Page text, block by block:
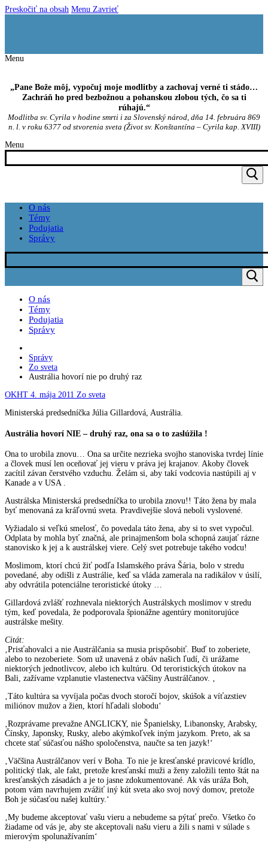
Preskočiť na obsah Menu Zavrieť
Menu
„Pane Bože môj, vypočuj moje modlitby a zachovaj verné ti stádo…
Zachráň ho pred bezbožnou a pohanskou zlobou tých, čo sa ti
rúhajú.“
Modlitba sv. Cyrila v hodine smrti i za Slovenský národ, dňa 14. februára 869
n. l. v roku 6377 od stvorenia sveta (Život sv. Konštantína – Cyrila kap. XVIII)
Menu
O nás
Témy
Podujatia
Správy
O nás
Témy
Podujatia
Správy
Správy
Zo sveta
Austrália hovorí nie po druhý raz
OKHT 4. mája 2011 Zo sveta
Ministerská predsedníčka Júlia Gillardová, Austrália.
Austrália hovorí NIE – druhý raz, ona sa o to zaslúžila !
Ona to urobila znovu… Ona sa určite nezrieka svojho stanoviska tvrdej línie
a človek musí len oceňovať jej vieru v práva jej krajanov. Akoby človek
zacítil závan čerstvého vzduchu. Želám si, aby takí vodcovia nastúpili aj v
Kanade a v USA .
Austrálska Ministerská predsedníčka to urobila znovu!! Táto žena by mala
byť menovaná za kráľovnú sveta. Pravdivejšie slová neboli vyslovené.
Vyžiadalo si veľkú smelosť, čo povedala táto žena, aby si to svet vypočul.
Odplata by mohla byť značná, ale prinajmenšom bola schopná zaujať rázne
stanovisko k jej a k austrálskej viere. Celý svet potrebuje takého vodcu!
Moslimom, ktorí chcú žiť podľa Islamského práva Šária, bolo v stredu
povedané, aby odišli z Austrálie, keď sa vláda zamerala na radikálov v úsilí,
aby odvrátila potenciálne teroristické útoky …
Gillardová zvlášť rozhnevala niektorých Austrálskych moslimov v stredu
tým, keď povedala, že podporovala špionážne agentúry monitorujúce
austrálske mešity.
Citát:
‚Prisťahovalci a nie Austrálčania sa musia prispôsobiť. Buď to zoberiete,
alebo to nezoberiete. Som už unavená z obáv našich ľudí, či urážame
niektorých jednotlivcov, alebo ich kultúru. Od teroristických útokov na
Bali, zažívame vzplanutie vlastenectva väčšiny Austrálčanov. ‚
‚Táto kultúra sa vyvíjala počas dvoch storočí bojov, skúšok a víťazstiev
miliónov mužov a žien, ktorí hľadali slobodu‘
‚Rozprávame prevažne ANGLICKY, nie Španielsky, Libanonsky, Arabsky,
Čínsky, Japonsky, Rusky, alebo akýmkoľvek iným jazykom. Preto, ak sa
chcete stať súčasťou nášho spoločenstva, naučte sa ten jazyk!‘
‚Väčšina Austrálčanov verí v Boha. To nie je kresťanské pravicové krídlo,
politický tlak, ale fakt, pretože kresťanskí muži a ženy založili tento štát na
kresťanských zásadách a je to jasne zdokumentované. Ak vás uráža Boh,
potom vám navrhujem zvážiť iný kút sveta ako svoj nový domov, pretože
Boh je súčasťou našej kultúry.‘
‚My budeme akceptovať vašu vieru a nebudeme sa pýtať prečo. Všetko čo
žiadame od vás je, aby ste akceptovali našu vieru a žili s nami v súlade s
mierovým spolunažívaním‘